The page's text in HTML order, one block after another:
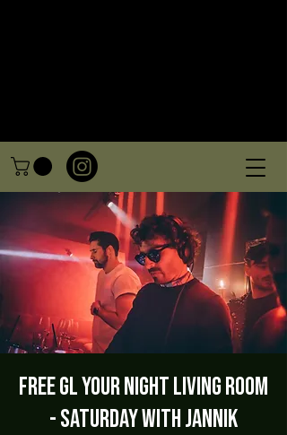
FREE GL Your night Living Room
- Saturday with Jannik